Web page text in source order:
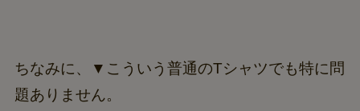
ちなみに、▼こういう普通のTシャツでも特に問
題ありません。